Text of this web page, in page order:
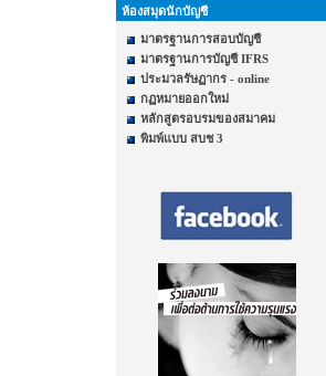
ห้องสมุดนักบัญชี
มาตรฐานการสอบบัญชี
มาตรฐานการบัญชี IFRS
ประมวลรัษฏากร - online
กฏหมายออกใหม่
หลักสูตรอบรมของสมาคม
พิมพ์แบบ สบช 3